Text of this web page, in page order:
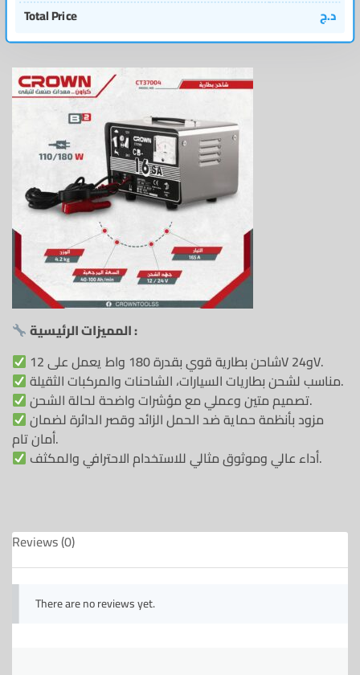
Total Price
د.ج
المميزات الرئيسية :
شاحن بطارية قوي بقدرة 180 واط يعمل على 12V و24V.
مناسب لشحن بطاريات السيارات، الشاحنات والمركبات الثقيلة.
تصميم متين وعملي مع مؤشرات واضحة لحالة الشحن.
مزود بأنظمة حماية ضد الحمل الزائد وقصر الدائرة لضمان
أمان تام.
أداء عالي وموثوق مثالي للاستخدام الاحترافي والمكثف.
Reviews (0)
There are no reviews yet.